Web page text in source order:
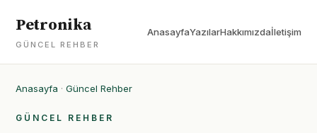
Petronika
GÜNCEL REHBER
AnasayfaYazılarHakkımızdaİletişim
Anasayfa · Güncel Rehber
GÜNCEL REHBER